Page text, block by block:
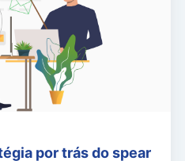
por trás do spear